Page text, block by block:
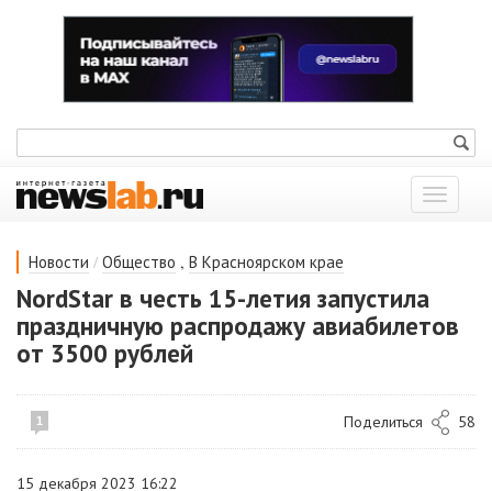
Показать
меню
Новости / Общество , В Красноярском крае
NordStar в честь 15-летия запустила
праздничную распродажу авиабилетов
от 3500 рублей
1 Поделиться 58
15 декабря 2023 16:22